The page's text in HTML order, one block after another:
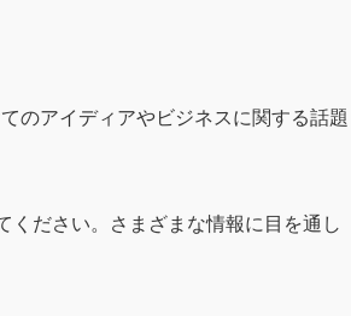
のアイディアやビジネスに関する話題
ください。さまざまな情報に目を通し